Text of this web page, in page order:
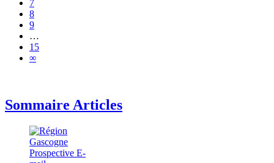
7
8
9
…
15
∞
Sommaire Articles